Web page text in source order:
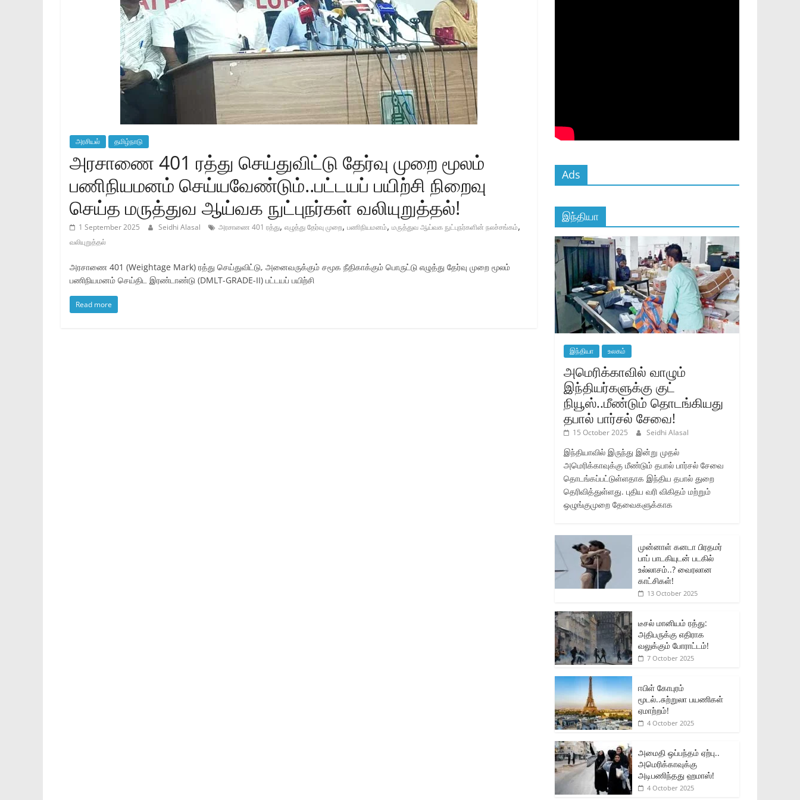
அரசியல் தமிழ்நாடு
அரசாணை 401 ரத்து செய்துவிட்டு தேர்வு முறை மூலம்
பணிநியமனம் செய்யவேண்டும்..பட்டயப் பயிற்சி நிறைவு
செய்த மருத்துவ ஆய்வக நுட்புநர்கள் வலியுறுத்தல்!
1 September 2025 Seidhi Alasal அரசாணை 401 ரத்து, எழுத்து தேர்வு முறை, பணிநியமனம், மருத்துவ ஆய்வக நுட்புநர்களின் நலச்சங்கம்,
வலியுறுத்தல்
அரசாணை 401 (Weightage Mark) ரத்து செய்துவிட்டு, அனைவருக்கும் சமூக நீதிகாக்கும் பொருட்டு எழுத்து தேர்வு முறை மூலம்
பணிநியமனம் செய்திட இரண்டாண்டு (DMLT-GRADE-II) பட்டயப் பயிற்சி
Read more
Ads
இந்தியா
இந்தியா உலகம்
அமெரிக்காவில் வாழும்
இந்தியர்களுக்கு குட்
நியூஸ்..மீண்டும் தொடங்கியது
தபால் பார்சல் சேவை!
15 October 2025 Seidhi Alasal
இந்தியாவில் இருந்து இன்று முதல்
அமெரிக்காவுக்கு மீண்டும் தபால் பார்சல் சேவை
தொடங்கப்பட்டுள்ளதாக இந்திய தபால் துறை
தெரிவித்துள்ளது. புதிய வரி விகிதம் மற்றும்
ஒழுங்குமுறை தேவைகளுக்காக
முன்னாள் கனடா பிரதமர்
பாப் பாடகியுடன் படகில்
உல்லாசம்..? வைரலான
காட்சிகள்!
13 October 2025
டீசல் மானியம் ரத்து:
அதிபருக்கு எதிராக
வலுக்கும் போராட்டம்!
7 October 2025
ஈபிள் கோபுரம்
மூடல்..சுற்றுலா பயணிகள்
ஏமாற்றம்!
4 October 2025
அமைதி ஒப்பந்தம் ஏற்பு..
அமெரிக்காவுக்கு
அடிபணிந்தது ஹமாஸ்!
4 October 2025